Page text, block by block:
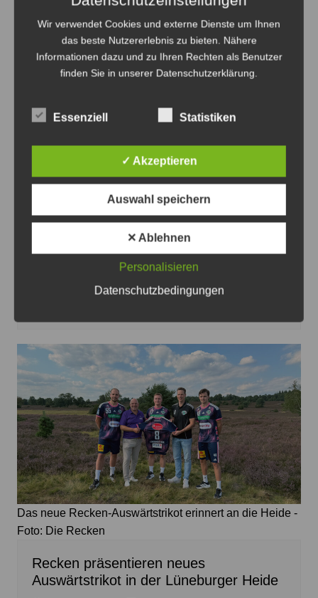
Das könnte Sie auch interessieren
Oldtimer verteilt auf dem Gelände des HSM mit dem
Straßenbahnverkehr - Foto: Antonius Georg
Oldtimertag im Straßenbahn-Museum
Das neue Recken-Auswärtstrikot erinnert an die Heide -
Foto: Die Recken
Recken präsentieren neues
Auswärtstrikot in der Lüneburger Heide
Wir verwendet Cookies und externe Dienste um Ihnen
das beste Nutzererlebnis zu bieten. Nähere
Informationen dazu und zu Ihren Rechten als Benutzer
finden Sie in unserer Datenschutzerklärung.
Essenziell Statistiken
✓ Akzeptieren
Auswahl speichern
✕ Ablehnen
Personalisieren
Datenschutzbedingungen